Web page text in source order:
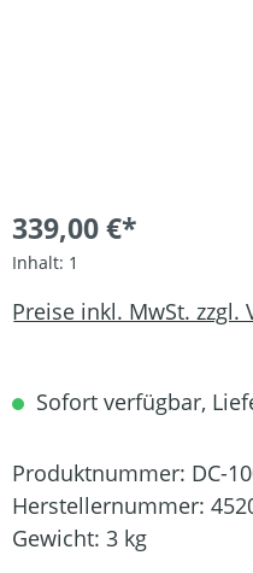
339,00 €*
Inhalt: 1
Preise inkl. MwSt. zzgl.
Sofort verfügbar,
Produktnummer: DC-
Herstellernummer:
Gewicht: 3 kg